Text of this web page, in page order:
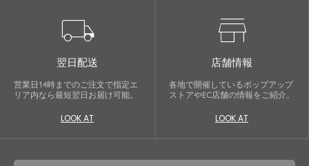
local_shipping
翌日配送
営業日14時までのご注文で指定エ
リア内なら最短翌日お届け可能。
LOOK AT
store
店舗情報
各地で開催しているポップアップ
ストアやEC店舗の情報をご紹介。
LOOK AT